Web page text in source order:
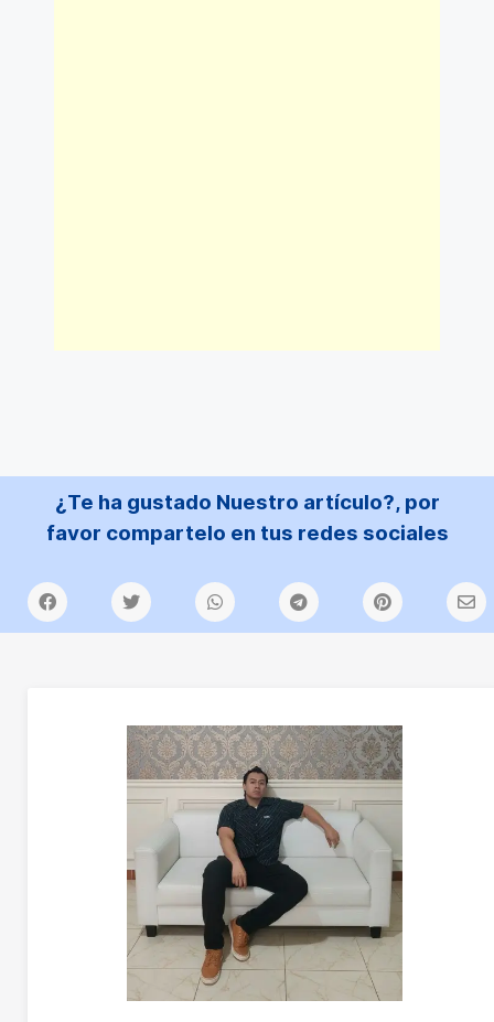
¿Te ha gustado Nuestro artículo?, por
favor compartelo en tus redes sociales